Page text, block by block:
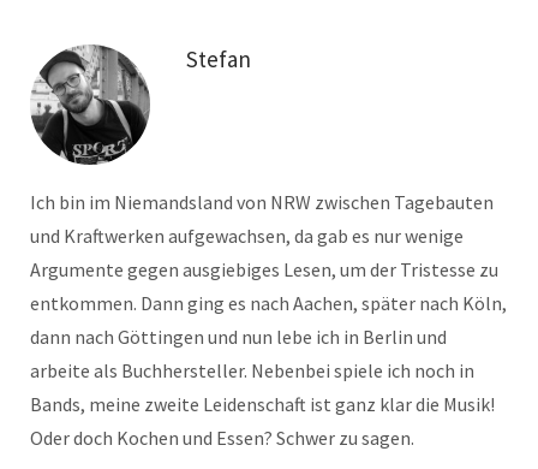
Stefan
Ich bin im Niemandsland von NRW zwischen Tagebauten
und Kraftwerken aufgewachsen, da gab es nur wenige
Argumente gegen ausgiebiges Lesen, um der Tristesse zu
entkommen. Dann ging es nach Aachen, später nach Köln,
dann nach Göttingen und nun lebe ich in Berlin und
arbeite als Buchhersteller. Nebenbei spiele ich noch in
Bands, meine zweite Leidenschaft ist ganz klar die Musik!
Oder doch Kochen und Essen? Schwer zu sagen.